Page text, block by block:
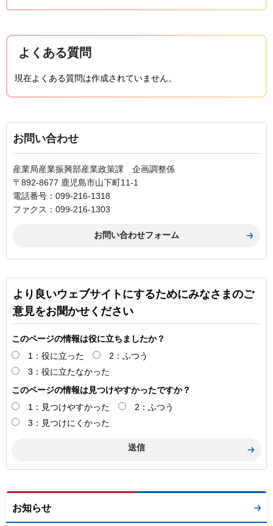
よくある質問
現在よくある質問は作成されていません。
お問い合わせ
産業局産業振興部産業政策課 企画調整係
〒892-8677 鹿児島市山下町11-1
電話番号：099-216-1318
ファクス：099-216-1303
より良いウェブサイトにするためにみなさまのご
意見をお聞かせください
このページの情報は役に立ちましたか？
1：役に立った
2：ふつう
3：役に立たなかった
このページの情報は見つけやすかったですか？
1：見つけやすかった
2：ふつう
3：見つけにくかった
お知らせ